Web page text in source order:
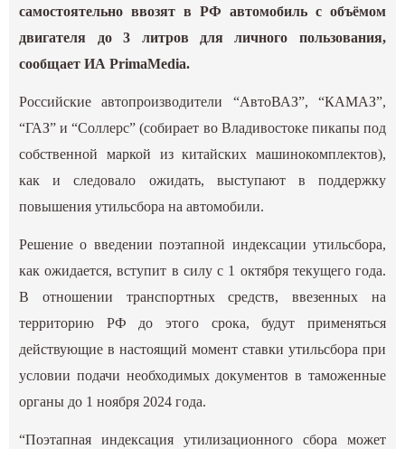
самостоятельно ввозят в РФ автомобиль с объёмом
двигателя до 3 литров для личного пользования,
сообщает ИА PrimaMedia.
Российские автопроизводители “АвтоВАЗ”, “КАМАЗ”,
“ГАЗ” и “Соллерс” (собирает во Владивостоке пикапы под
собственной маркой из китайских машинокомплектов),
как и следовало ожидать, выступают в поддержку
повышения утильсбора на автомобили.
Решение о введении поэтапной индексации утильсбора,
как ожидается, вступит в силу с 1 октября текущего года.
В отношении транспортных средств, ввезенных на
территорию РФ до этого срока, будут применяться
действующие в настоящий момент ставки утильсбора при
условии подачи необходимых документов в таможенные
органы до 1 ноября 2024 года.
“Поэтапная индексация утилизационного сбора может